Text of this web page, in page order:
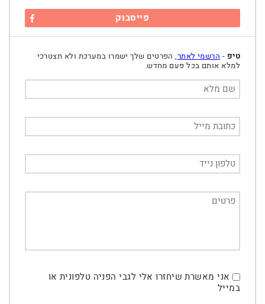
פייסבוק
טיפ - הרשמי לאתר, הפרטים שלך ישמרו במערכת ולא תצטרכי
למלא אותם בכל פעם מחדש.
אני מאשרת שיחזרו אלי לגבי הפניה טלפונית או
במייל